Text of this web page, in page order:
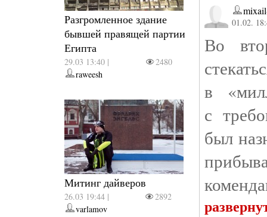
Разгромленное здание
бывшей правящей партии
Египта
29.03 13:40 |
2480
raweesh
Митинг дайверов
26.03 19:44 |
2892
varlamov
01.02.
Во
в
с
был